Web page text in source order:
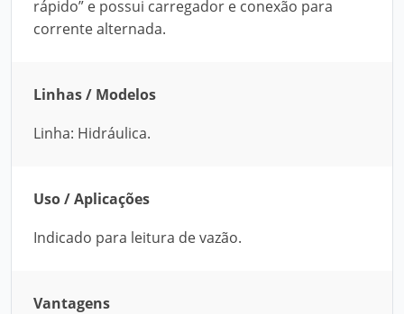
rápido” e possui carregador e conexão para
corrente alternada.
Linhas / Modelos
Linha: Hidráulica.
Uso / Aplicações
Indicado para leitura de vazão.
Vantagens